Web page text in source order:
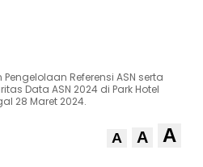
Referensi ASN serta
Data ASN 2024 di Park Hotel
28 Maret 2024.
A A A